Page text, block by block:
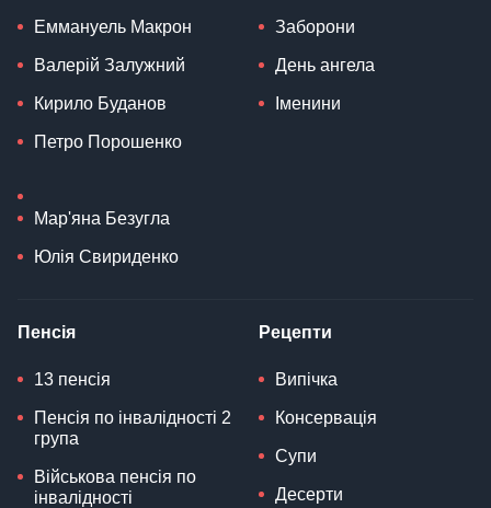
Еммануель Макрон
Валерій Залужний
Кирило Буданов
Петро Порошенко
Мар'яна Безугла
Юлія Свириденко
Заборони
День ангела
Іменини
Пенсія
13 пенсія
Пенсія по інвалідності 2
група
Військова пенсія по
інвалідності
Рецепти
Випічка
Консервація
Супи
Десерти